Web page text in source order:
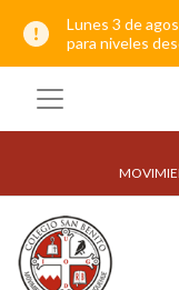
Lunes 3 de
para niveles